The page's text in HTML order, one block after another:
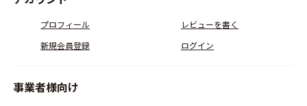
プロフィール
レビューを書く
新規会員登録
ログイン
事業者様向け